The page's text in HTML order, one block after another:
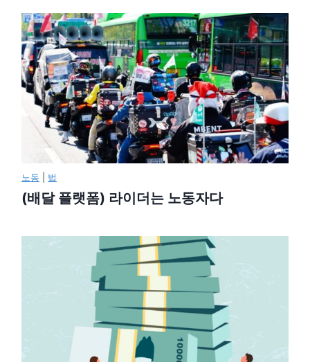
노동 법
(배달 플랫폼) 라이더는 노동자다